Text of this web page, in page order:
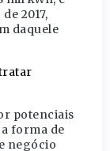
2017,
daquele
potenciais
forma de
negócio